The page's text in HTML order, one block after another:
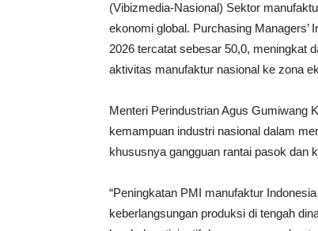
(Vibizmedia-Nasional) Sektor
ekonomi global. Purchasing
2026 tercatat sebesar 50,0, meningkat
aktivitas manufaktur nasional ke zona
Menteri Perindustrian Agus Gumiwang
kemampuan industri nasional dalam
khususnya gangguan rantai pasok dan
“Peningkatan PMI manufaktur
keberlangsungan produksi di tengah